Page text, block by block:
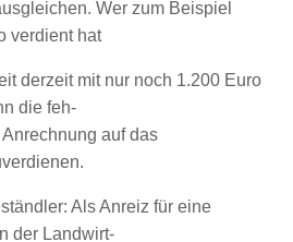
Wer zum Beispiel
verdient hat
derzeit mit nur noch 1.200 Euro
die feh-
auf das
Als Anreiz für eine
der Landwirt-